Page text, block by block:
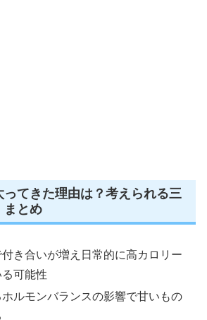
ってきた理由は？考えられる三
まとめ
き合いが増え日常的に高カロリー
可能性
ルモンバランスの影響で甘いもの